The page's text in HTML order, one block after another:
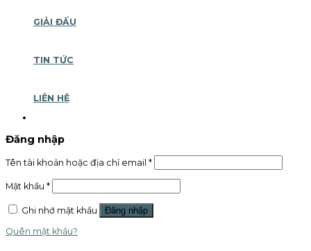
GIẢI ĐẤU
TIN TỨC
LIÊN HỆ
Đăng nhập
Tên tài khoản hoặc địa chỉ email *
Mật khẩu *
Ghi nhớ mật khẩu Đăng nhập
Quên mật khẩu?